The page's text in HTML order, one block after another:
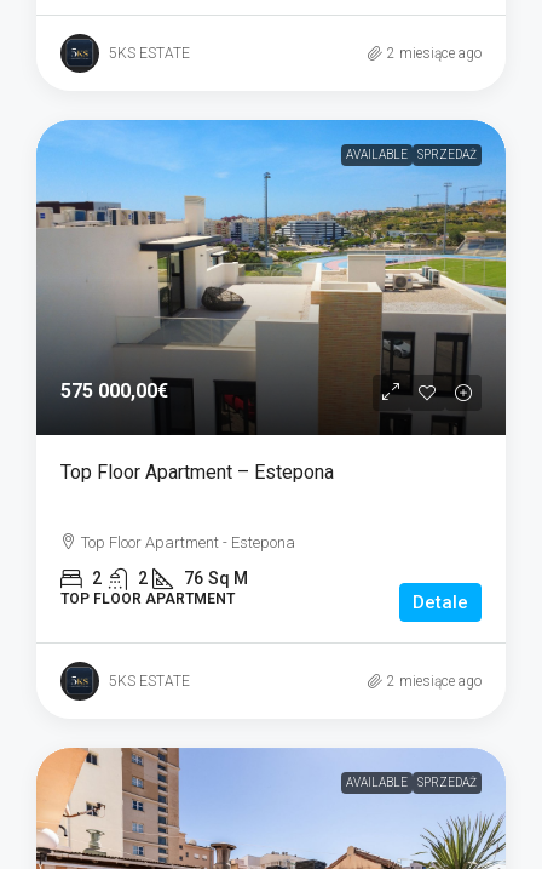
5KS ESTATE 2 miesiące ago
AVAILABLE SPRZEDAŻ
575 000,00€
Top Floor Apartment – Estepona
Top Floor Apartment - Estepona
2 2 76 Sq M
TOP FLOOR APARTMENT Detale
5KS ESTATE 2 miesiące ago
AVAILABLE SPRZEDAŻ